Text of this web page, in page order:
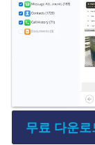
무료 다운로